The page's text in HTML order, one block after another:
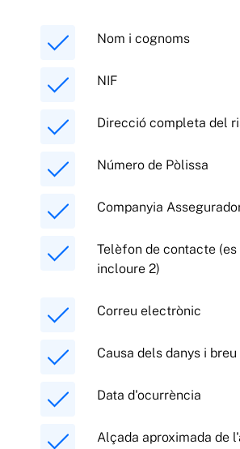
Nom i cognoms
NIF
Direcció completa del
Número de Pòlissa
Companyia
Telèfon de contacte (es
incloure 2)
Correu electrònic
Causa dels danys i
Data d'ocurrència
Alçada aproximada de